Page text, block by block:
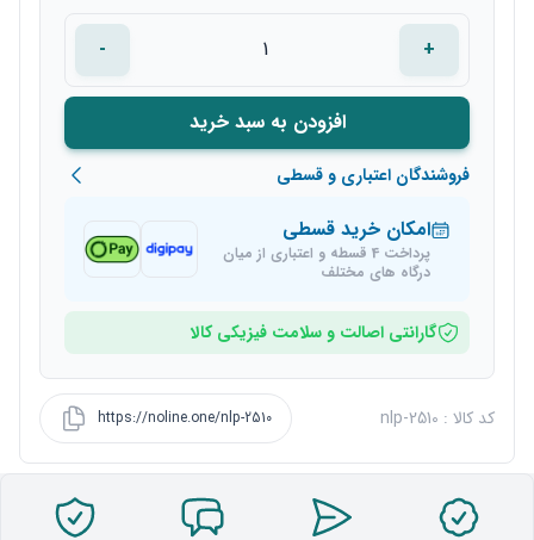
+
-
افزودن به سبد خرید
فروشندگان اعتباری و قسطی
امکان خرید قسطی
پرداخت 4 قسطه و اعتباری از میان
درگاه های مختلف
گارانتی اصالت و سلامت فیزیکی کالا
کد کالا : nlp-2510 https://noline.one/nlp-2510